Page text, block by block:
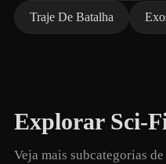
Traje De Batalha
Explorar Sci-
Veja mais subcategorias